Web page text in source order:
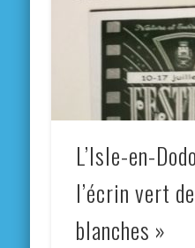
L’Isle-en-
l’écrin vert
blanches »